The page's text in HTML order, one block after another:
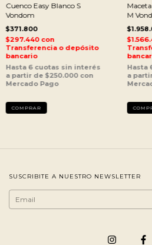
Cuenco Easy Blanco S
Vondom
$371.800
$297.440 con
Transferencia o depósito
bancario
M
SUSCRIBITE A NUESTRO NEWSLETTER